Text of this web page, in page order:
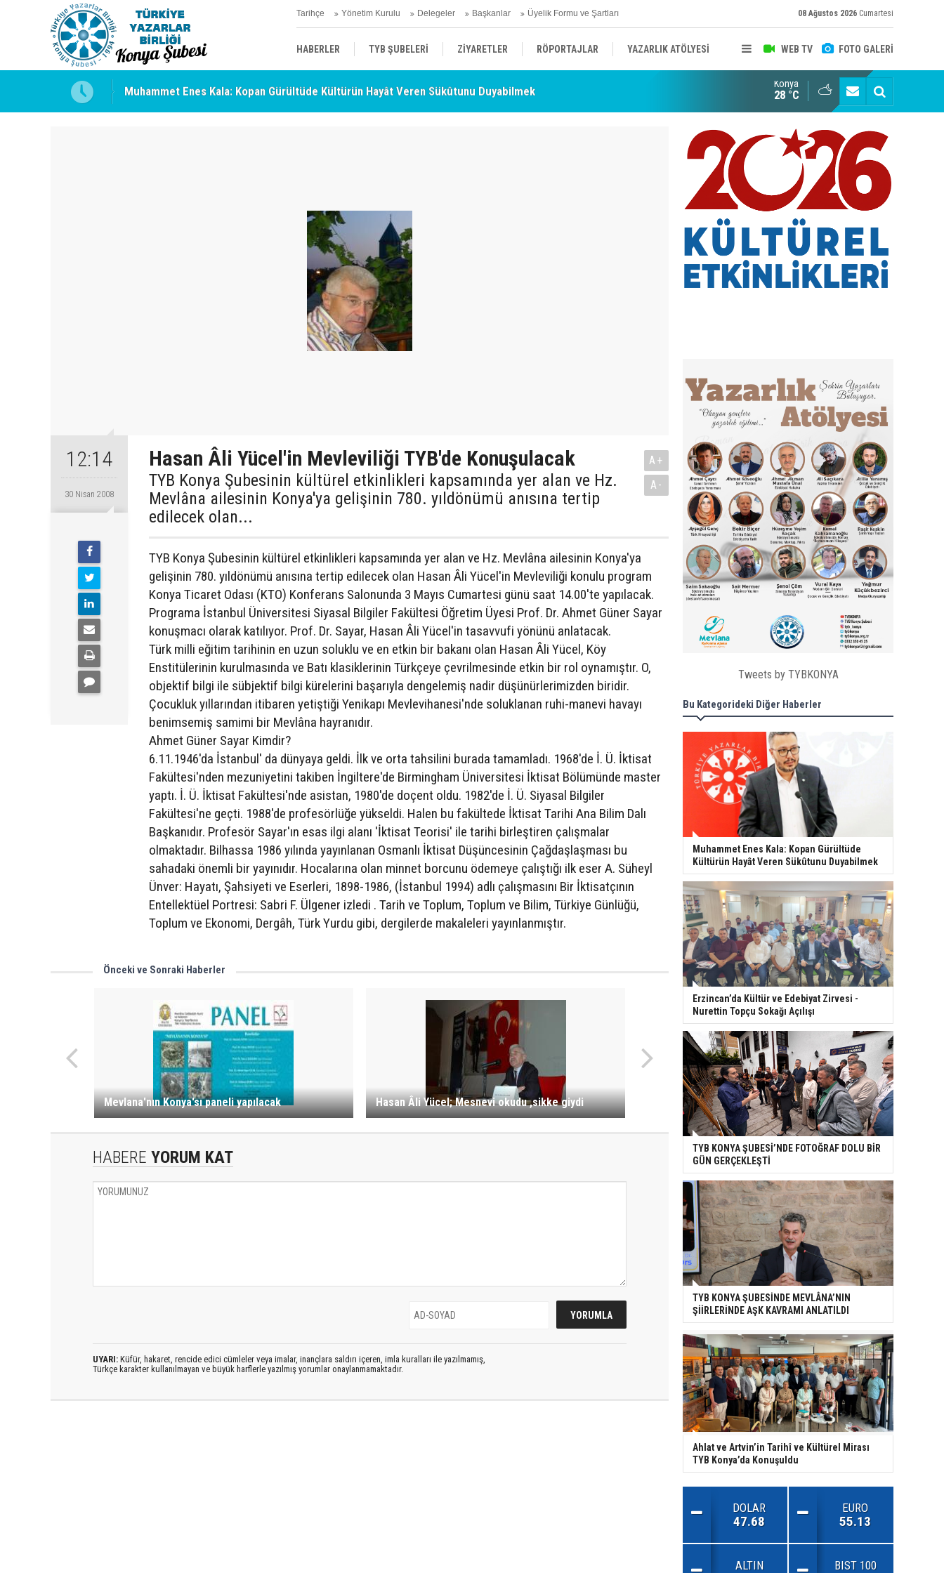
Tarihçe Yönetim Kurulu Delegeler Başkanlar Üyelik Formu ve Şartları 08 Ağustos 2026 Cumartesi
WEB TV FOTO GALERİ
HABERLER TYB ŞUBELERİ ZİYARETLER RÖPORTAJLAR YAZARLIK ATÖLYESİ
ÜYELERİMİZDEN HABERLER KENDİNİ ARAYAN ŞEHİR
Muhammet Enes Kala: Kopan Gürültüde Kültürün Hayât Veren Sükûtunu Duyabilmek
Erzincan’da Kültür ve Edebiyat Zirvesi - Nurettin Topçu Sokağı Açılışı
TYB KONYA ŞUBESİ’NDE FOTOĞRAF DOLU BİR GÜN GERÇEKLEŞTİ
Konya
28 °C
12:14
30 Nisan 2008
Hasan Âli Yücel'in Mevleviliği TYB'de Konuşulacak
TYB Konya Şubesinin kültürel etkinlikleri kapsamında yer alan ve Hz.
Mevlâna ailesinin Konya'ya gelişinin 780. yıldönümü anısına tertip
edilecek olan...
A+
A-
TYB Konya Şubesinin kültürel etkinlikleri kapsamında yer alan ve Hz. Mevlâna ailesinin Konya'ya
gelişinin 780. yıldönümü anısına tertip edilecek olan Hasan Âli Yücel'in Mevleviliği konulu program
Konya Ticaret Odası (KTO) Konferans Salonunda 3 Mayıs Cumartesi günü saat 14.00'te yapılacak.
Programa İstanbul Üniversitesi Siyasal Bilgiler Fakültesi Öğretim Üyesi Prof. Dr. Ahmet Güner Sayar
konuşmacı olarak katılıyor. Prof. Dr. Sayar, Hasan Âli Yücel'in tasavvufi yönünü anlatacak.
Türk milli eğitim tarihinin en uzun soluklu ve en etkin bir bakanı olan Hasan Âli Yücel, Köy
Enstitülerinin kurulmasında ve Batı klasiklerinin Türkçeye çevrilmesinde etkin bir rol oynamıştır. O,
objektif bilgi ile sübjektif bilgi kürelerini başarıyla dengelemiş nadir düşünürlerimizden biridir.
Çocukluk yıllarından itibaren yetiştiği Yenikapı Mevlevihanesi'nde soluklanan ruhi-manevi havayı
benimsemiş samimi bir Mevlâna hayranıdır.
Ahmet Güner Sayar Kimdir?
6.11.1946'da İstanbul' da dünyaya geldi. İlk ve orta tahsilini burada tamamladı. 1968'de İ. Ü. İktisat
Fakültesi'nden mezuniyetini takiben İngiltere'de Birmingham Üniversitesi İktisat Bölümünde master
yaptı. İ. Ü. İktisat Fakültesi'nde asistan, 1980'de doçent oldu. 1982'de İ. Ü. Siyasal Bilgiler
Fakültesi'ne geçti. 1988'de profesörlüğe yükseldi. Halen bu fakültede İktisat Tarihi Ana Bilim Dalı
Başkanıdır. Profesör Sayar'ın esas ilgi alanı 'İktisat Teorisi' ile tarihi birleştiren çalışmalar
olmaktadır. Bilhassa 1986 yılında yayınlanan Osmanlı İktisat Düşüncesinin Çağdaşlaşması bu
sahadaki önemli bir yayınıdır. Hocalarına olan minnet borcunu ödemeye çalıştığı ilk eser A. Süheyl
Ünver: Hayatı, Şahsiyeti ve Eserleri, 1898-1986, (İstanbul 1994) adlı çalışmasını Bir İktisatçının
Entellektüel Portresi: Sabri F. Ülgener izledi . Tarih ve Toplum, Toplum ve Bilim, Türkiye Günlüğü,
Toplum ve Ekonomi, Dergâh, Türk Yurdu gibi, dergilerde makaleleri yayınlanmıştır.
Önceki ve Sonraki Haberler
Mevlana'nın Konya'sı paneli yapılacak Hasan Âli Yücel; Mesnevi okudu ,sikke giydi
HABERE YORUM KAT
UYARI: Küfür, hakaret, rencide edici cümleler veya imalar, inançlara saldırı içeren, imla kuralları ile yazılmamış,
Türkçe karakter kullanılmayan ve büyük harflerle yazılmış yorumlar onaylanmamaktadır.
Tweets by TYBKONYA
Bu Kategorideki Diğer Haberler
Muhammet Enes Kala: Kopan Gürültüde
Kültürün Hayât Veren Sükûtunu Duyabilmek
Erzincan’da Kültür ve Edebiyat Zirvesi -
Nurettin Topçu Sokağı Açılışı
TYB KONYA ŞUBESİ’NDE FOTOĞRAF DOLU BİR
GÜN GERÇEKLEŞTİ
TYB KONYA ŞUBESİNDE MEVLÂNA’NIN
ŞİİRLERİNDE AŞK KAVRAMI ANLATILDI
Ahlat ve Artvin’in Tarihî ve Kültürel Mirası
TYB Konya’da Konuşuldu
DOLAR
47.68
EURO
55.13
ALTIN BIST 100